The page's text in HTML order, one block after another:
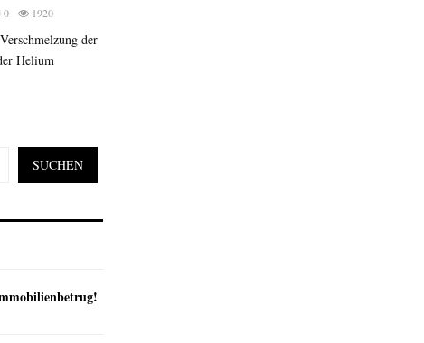
0 1920
der
Helium
SUCHEN